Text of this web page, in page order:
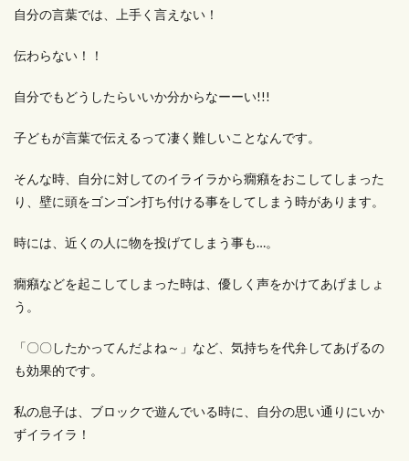
自分の言葉では、上手く言えない！
伝わらない！！
自分でもどうしたらいいか分からなーーい!!!
子どもが言葉で伝えるって凄く難しいことなんです。
そんな時、自分に対してのイライラから癇癪をおこしてしまった
り、壁に頭をゴンゴン打ち付ける事をしてしまう時があります。
時には、近くの人に物を投げてしまう事も…。
癇癪などを起こしてしまった時は、優しく声をかけてあげましょ
う。
「〇〇したかってんだよね～」など、気持ちを代弁してあげるの
も効果的です。
私の息子は、ブロックで遊んでいる時に、自分の思い通りにいか
ずイライラ！